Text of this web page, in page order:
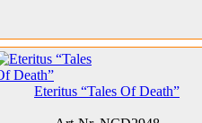
Eteritus “Tales Of Death”